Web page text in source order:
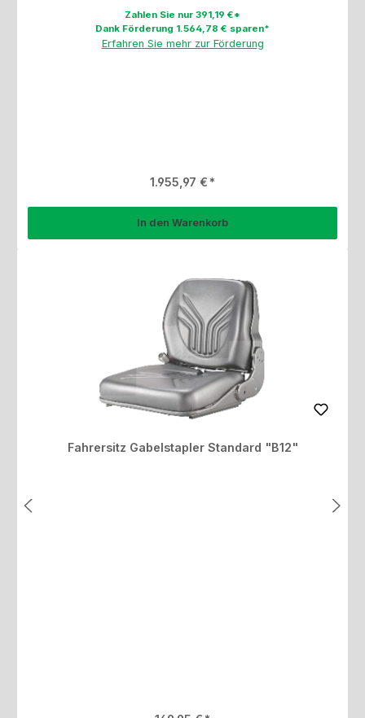
Zahlen Sie nur 391,19 €*
Dank Förderung 1.564,78 € sparen*
Erfahren Sie mehr zur Förderung
Regulärer Preis:
1.955,97 €
In den Warenkorb
Fahrersitz Gabelstapler Standard "B12"